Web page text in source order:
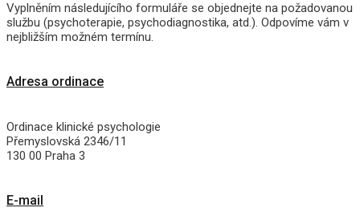
Vyplněním následujícího formuláře se objednejte na požadovanou
službu (psychoterapie, psychodiagnostika, atd.). Odpovíme vám v
nejbližším možném termínu.
Adresa ordinace
Ordinace klinické psychologie
Přemyslovská 2346/11
130 00 Praha 3
E-mail